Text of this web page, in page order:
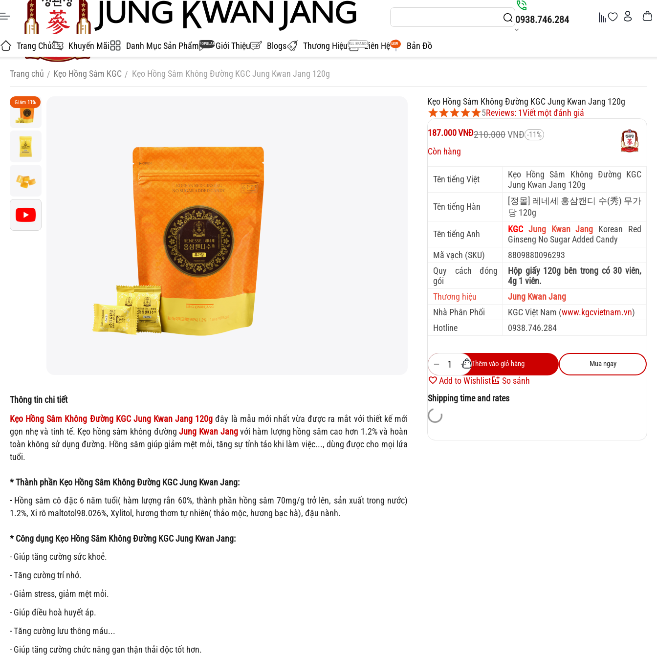
0938.746.284
Trang Chủ Khuyến Mãi Danh Mục Sản Phẩm POPULAR Giới Thiệu Blogs Thương Hiệu ALL BRANDSLiên HệNEW Bản Đồ
Trang chủ / Kẹo Hồng Sâm KGC / Kẹo Hồng Sâm Không Đường KGC Jung Kwan Jang 120g
Giảm 11%
Kẹo Hồng Sâm Không Đường KGC Jung Kwan Jang 120g
5Reviews: 1Viết một đánh giá
187.000VNĐ210.000VNĐ -11%
Còn hàng
Tên tiếng Việt
Kẹo Hồng Sâm Không Đường KGC
Jung Kwan Jang 120g
Tên tiếng Hàn
[정몰] 레네세 홍삼캔디 수(秀) 무가
당 120g
Tên tiếng Anh KGC Jung Kwan Jang Korean Red
Ginseng No Sugar Added Candy
Mã vạch (SKU)
8809880096293
Quy cách đóng
gói
Hộp giấy 120g bên trong có 30 viên,
4g 1 viên.
Thương hiệu
Jung Kwan Jang
Nhà Phân Phối
KGC Việt Nam (www.kgcvietnam.vn)
Hotline
0938.746.284
+
− Thêm vào giỏ hàng Mua ngay
Add to Wishlist
So sánh
Shipping time and rates
Thông tin chi tiết
Kẹo Hồng Sâm Không Đường KGC Jung Kwan Jang 120g đây là mẫu mới nhất vừa được ra mắt với thiết kế mới
gọn nhẹ và tinh tế. Kẹo hồng sâm không đườngJung Kwan Jangvới hàm lượng hồng sâm cao hơn 1.2% và hoàn
toàn không sử dụng đường. Hồng sâm giúp giảm mệt mỏi, tăng sự tỉnh táo khi làm việc..., dùng được cho mọi lứa
tuổi.
* Thành phần Kẹo Hồng Sâm Không Đường KGC Jung Kwan Jang:
- Hồng sâm cô đặc 6 năm tuổi( hàm lượng rắn 60%, thành phần hồng sâm 70mg/g trở lên, sản xuất trong nước)
1.2%, Xi rô maltotol98.026%, Xylitol, hương thơm tự nhiên( thảo mộc, hương bạc hà), đậu nành.
* Công dụng Kẹo Hồng Sâm Không Đường KGC Jung Kwan Jang:
- Giúp tăng cường sức khoẻ.
- Tăng cường trí nhớ.
- Giảm stress, giảm mệt mỏi.
- Giúp điều hoà huyết áp.
- Tăng cường lưu thông máu...
- Giúp tăng cường chức năng gan thận thải độc tốt hơn.